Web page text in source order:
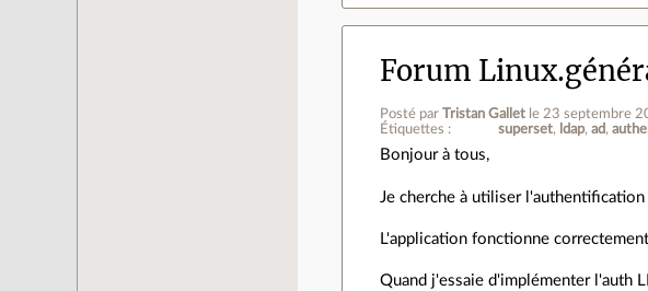
Forum
Posté par Tristan Gallet le 23 septembre
Étiquettes :
superset ldap ad
Bonjour à tous,
Je cherche à utiliser
L'application fonctionne
Quand j'essaie d'implémenter l'auth